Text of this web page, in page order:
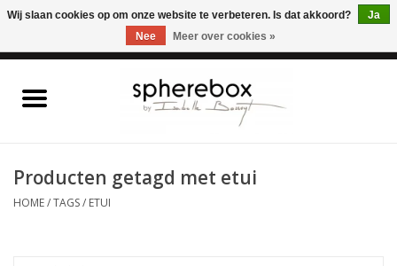
Home
MEUBELEN
Producten getagd met etui
HOME/TAGS/ ETUI
Wij slaan cookies op om onze website te verbeteren. Is dat akkoord?
Ja
Nee
Meer over cookies »
ONLINE WINKEL VOOR WOONACCESSOIRES, MEUBELEN & KUNST – GRATIS